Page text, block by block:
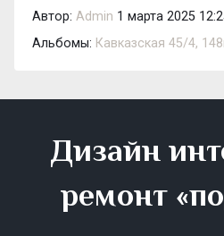
Автор: Admin 1 марта 2025
Альбомы: Кавказская 45/4,
Дизайн
ремонт